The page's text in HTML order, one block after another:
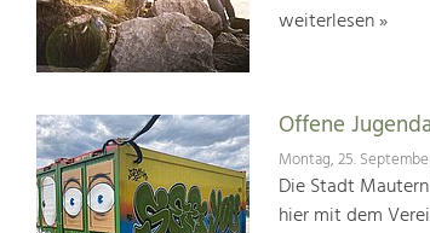
weiterlesen »
Offene
Montag, 25.
Die Stadt
hier mit dem